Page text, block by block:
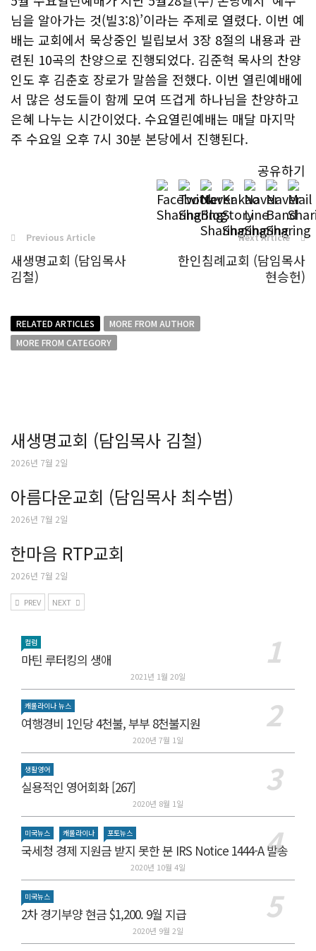
님을 알아가는 것(빌3:8)’이라는 주제로 열렸다. 이번 예
배는 교회에서 묵상중인 빌립보서 3장 8절의 내용과 관
련된 10곡의 찬양으로 진행되었다. 김준혁 목사의 찬양
인도 후 김춘호 장로가 말씀을 전했다. 이번 열린예배에
서 많은 성도들이 함께 모여 뜨겁게 하나님을 찬양하고
은혜 나누는 시간이었다. 수요열린예배는 매달 마지막
주 수요일 오후 7시 30분 본당에서 진행된다.
공유하기
Previous Article
새생명교회 (담임목사
김철)
Next Article
한인침례교회 (담임목사
현승헌)
RELATED ARTICLES
MORE FROM AUTHOR
MORE FROM CATEGORY
새생명교회 (담임목사 김철)
2026년 7월 2일
아름다운교회 (담임목사 최수범)
2026년 7월 2일
한마음 RTP교회
2026년 7월 2일
PREV NEXT
컬럼
마틴 루터킹의 생애
2021년 1월 20일
캐롤라이나 뉴스
여행경비 1인당 4천불, 부부 8천불지원
2020년 7월 1일
생활영어
실용적인 영어회화 [267]
2020년 8월 1일
미국뉴스 캐롤라이나 포토뉴스
국세청 경제 지원금 받지 못한 분 IRS Notice 1444-A 발송
2020년 10월 4일
미국뉴스
2차 경기부양 현금 $1,200. 9월 지급
2020년 9월 2일